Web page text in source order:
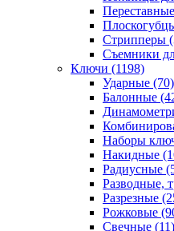
Стрипперы
Съемники
Ключи (1198)
Ударные (70)
Балонные
Наборы
Накидные
Радиусные
Разводные,
Разрезные
Рожковые
Свечные (11)